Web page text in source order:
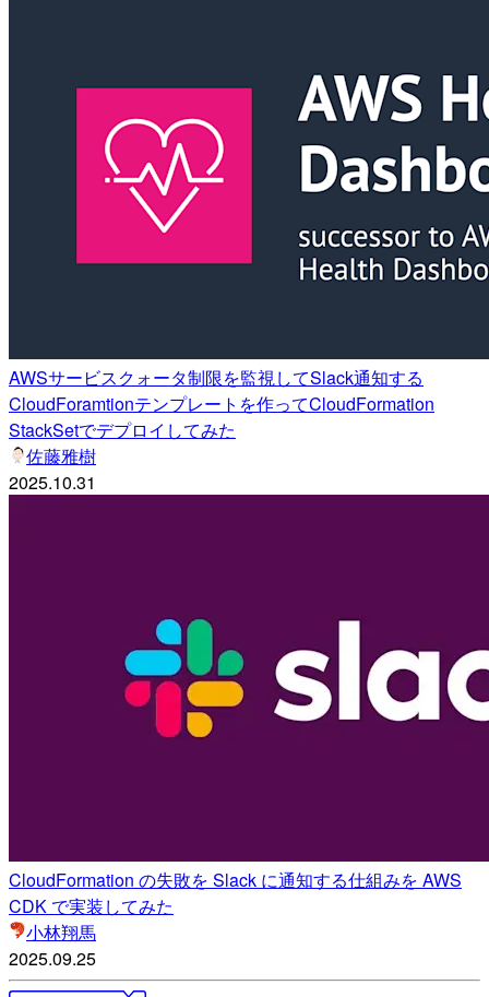
AWSサービスクォータ制限を監視してSlack通知する
CloudForamtionテンプレートを作ってCloudFormation
StackSetでデプロイしてみた
佐藤雅樹
2025.10.31
CloudFormation の失敗を Slack に通知する仕組みを AWS
CDK で実装してみた
小林翔馬
2025.09.25